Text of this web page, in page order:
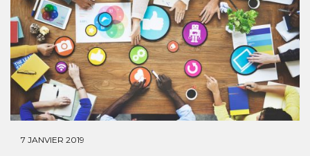
7 JANVIER 2019